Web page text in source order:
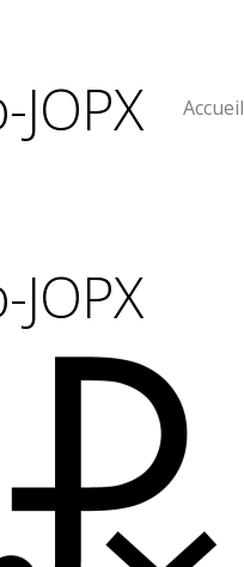
JOPX Accueil
JOPX